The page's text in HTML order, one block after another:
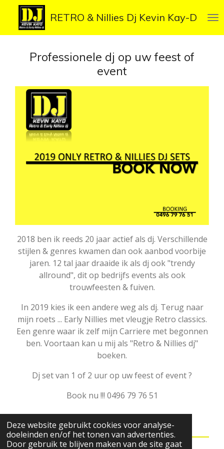
Deze website gebruikt cookies voor analyse-
doeleinden en/of het tonen van advertenties.
Door gebruik te blijven maken van de site gaat
direct
naar
hoofdinhoud
RETRO & Nillies Dj Kevin Kay-D
Professionele dj op uw feest of
event
2018 ben ik reeds 20 jaar actief als dj. Verschillende
stijlen & genres kwamen dan ook aanbod voorbije
jaren. 12 tal jaar draaide ik als dj ook "trendy
allround", dit op bedrijfs events als ook
trouwfeesten & fuiven.
In 2019 kies ik een andere weg als dj. Terug naar
mijn roets ... Early Nillies met vleugje Retro classics.
Een genre waar ik zelf mijn Carriere met begonnen
ben. Voortaan kan u mij als "Retro & Nillies dj"
boeken.
Dj set van 1 of 2 uur op uw feest of event ?
Book nu !!! 0496 79 76 51